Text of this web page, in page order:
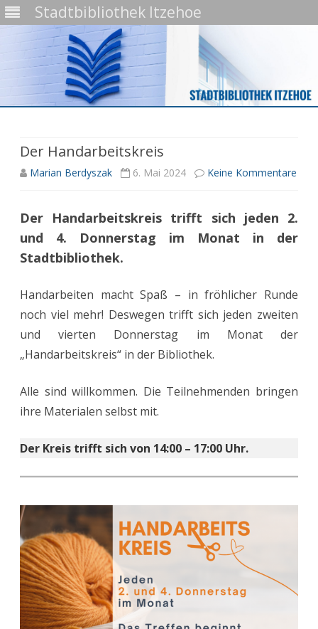
Stadtbibliothek Itzehoe
Der Handarbeitskreis
Marian Berdyszak 6. Mai 2024 Keine Kommentare
Der Handarbeitskreis trifft sich jeden 2.
und 4. Donnerstag im Monat in der
Stadtbibliothek.
Handarbeiten macht Spaß – in fröhlicher Runde
noch viel mehr! Deswegen trifft sich jeden zweiten
und vierten Donnerstag im Monat der
„Handarbeitskreis“ in der Bibliothek.
Alle sind willkommen. Die Teilnehmenden bringen
ihre Materialen selbst mit.
Der Kreis trifft sich von 14:00 – 17:00 Uhr.